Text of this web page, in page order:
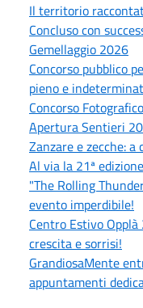
Il territorio
Concluso con
Gemellaggio 2026
Concorso pubblico
pieno e
Concorso
Apertura Sentieri
Zanzare e zecche:
Al via la 21ª
"The Rolling
evento imperdibile!
Centro Estivo
crescita e sorrisi!
GrandiosaMente
appuntamenti